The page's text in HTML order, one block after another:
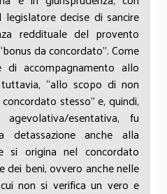
dovuto essere
esercizi.
considerare che
sempre e comunque
capacità contributiva
Pertanto, laddove
di ricchezza,
reputi meritevole di
ordinamentali,
in base alla propria
una fattispecie in
decise di sancire
reddituale del provento
da concordato”. Come
accompagnamento allo
“allo scopo di non
stesso” e, quindi,
esentativa, fu
anche alla
si origina nel concordato
dei beni, ovvero anche nelle
non si verifica un vero e